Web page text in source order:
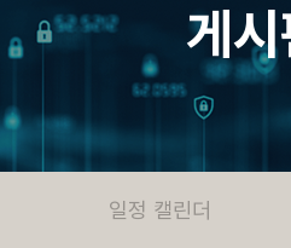
게
일정 캘린더